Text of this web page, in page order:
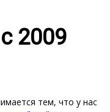
2009
тем, что у нас